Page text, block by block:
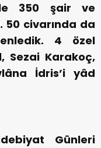
ile 350 şair ve
50 civarında da
4 özel
Sezai Karakoç,
İdris’i yâd
Günleri